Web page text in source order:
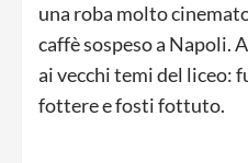
una roba molto
caffè sospeso a Napoli.
ai vecchi temi del liceo:
fottere e fosti fottuto.